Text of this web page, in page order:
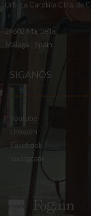
Urb. La Carolina Ctra. de
29602 Marbella
Málaga | Spain
SIGANOS
Youtube
LinkedIn
Facebook
Instagram